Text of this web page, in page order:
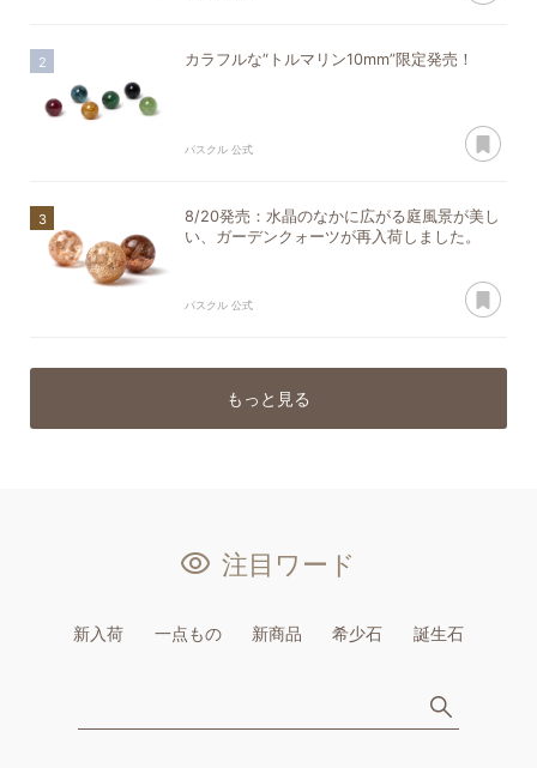
カラフルな“トルマリン10mm”限定発売！
パスクル 公式
8/20発売：水晶のなかに広がる庭風景が美し
い、ガーデンクォーツが再入荷しました。
パスクル 公式
もっと見る
注目ワード
新入荷 一点もの 新商品 希少石 誕生石